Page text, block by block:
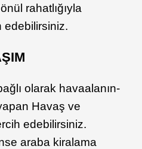
rahatlığıyla
edebilirsiniz.
olarak havaalanın-
Havaş ve
edebilirsiniz.
araba kiralama